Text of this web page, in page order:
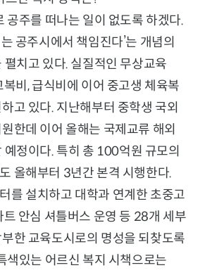
공주를 떠나는 일이 없도록 하겠다.
공주시에서 책임진다’는 개념의
펼치고 있다. 실질적인 무상교육
비, 급식비에 이어 중고생 체육복
고 있다. 지난해부터 중학생 국외
한데 이어 올해는 국제교류 해외
예정이다. 특히 총 100억원 규모의
올해부터 3년간 본격 시행한다.
를 설치하고 대학과 연계한 초중고
트 안심 셔틀버스 운영 등 28개 세부
한 교육도시로의 명성을 되찾도록
색있는 어르신 복지 시책으로는